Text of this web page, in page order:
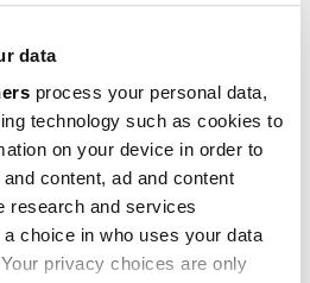
data
process your personal data,
technology such as cookies to
on your device in order to
content, ad and content
research and services
choice in who uses your data
privacy choices are only
на ситуацијата. Или,
универзитетскиот
деновиве, „ако
протестирате пред
завод?!“
плати ја креваат